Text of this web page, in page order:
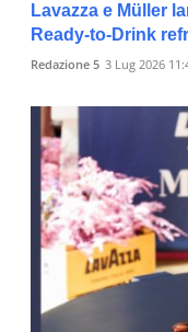
Lavazza e Müller
Ready-to-Drink
Redazione 5 3 Lug 2026